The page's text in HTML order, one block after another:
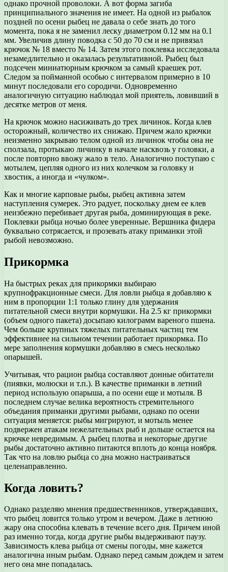
однако прочной проволоки. А вот форма загиба
принципиального значения не имеет. На одной из рыбалок
поздней по осени рыбец не давала о себе знать до того
момента, пока я не заменил леску диаметром 0.12 мм на 0.1
мм. Увеличив длину поводка с 50 до 70 см и не привязал
крючок № 18 вместо № 14. Затем этого поклевка исследовала
незамедлительно и оказалась результативной. Рыбец был
подсечен миниатюрным крючком за самый краешек рот.
Следом за пойманной особью с интервалом примерно в 10
минут последовали его сородичи. Одновременно
аналогичную ситуацию наблюдал мой приятель, ловивший в
десятке метров от меня.
На крючок можно насиживать до трех личинок. Когда клев
осторожный, количество их снижаю. Причем жало крючки
неизменно закрываю телом одной из личинок чтобы она не
сползала, протыкаю личинку в начале насквозь у головки, а
после повторно ввожу жало в тело. Аналогично поступаю с
мотылем, цепляя одного из них колечком за головку и
хвостик, а иногда и «чулком».
Как и многие карповые рыбы, рыбец активна затем
наступления сумерек. Это радует, поскольку днем ее клев
неизбежно перебивает другая рыба, доминирующая в реке.
Поклевки рыбца ночью более уверенные. Вершника фидера
буквально сотрясается, и прозевать атаку приманки этой
рыбой невозможно.
Прикормка
На быстрых реках для прикормки выбираю
крупнофракционные смеси. Для ловли рыбца я добавляю к
ним в пропорции 1:1 только глину для удержания
питательной смеси внутри кормушки. На 2.5 кг прикормки
(объем одного пакета) досыпаю килограмм вареного пшена.
Чем больше крупных тяжелых питательных частиц тем
эффективнее на сильном течении работает прикормка. По
мере заполнения кормушки добавляю в смесь несколько
опарышей.
Учитывая, что рацион рыбца составляют донные обитатели
(пиявки, молюски и т.п.). В качестве приманки в летний
период использую опарыша, а по осени еще и мотыля. В
последнем случае велика вероятность стремительного
объедания приманки другими рыбами, однако по осени
ситуация меняется: рыбы мигрируют, и мотыль менее
подвержен атакам нежелательных рыб и дольше остается на
крючке невредимым. А рыбец плотва и некоторые другие
рыбы достаточно активно питаются вплоть до конца ноября.
Так что на ловлю рыбца со дна можно настраиваться
целенаправленно.
Когда ловить?
Однако разделяю мнения предшественников, утверждавших,
что рыбец ловится только утром и вечером. Даже в летнюю
жару она способна клевать в течение всего дня. Причем иной
раз именно тогда, когда другие рыбы выдерживают паузу.
Зависимость клева рыбца от смены погоды, мне кажется
аналогична иным рыбам. Однако перед самым дождем и затем
него она мне попадалась.